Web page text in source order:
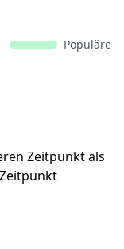
Populäre
Zeitpunkt als